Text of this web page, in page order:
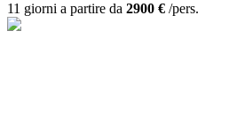
11 giorni a partire da 2900 € /pers.